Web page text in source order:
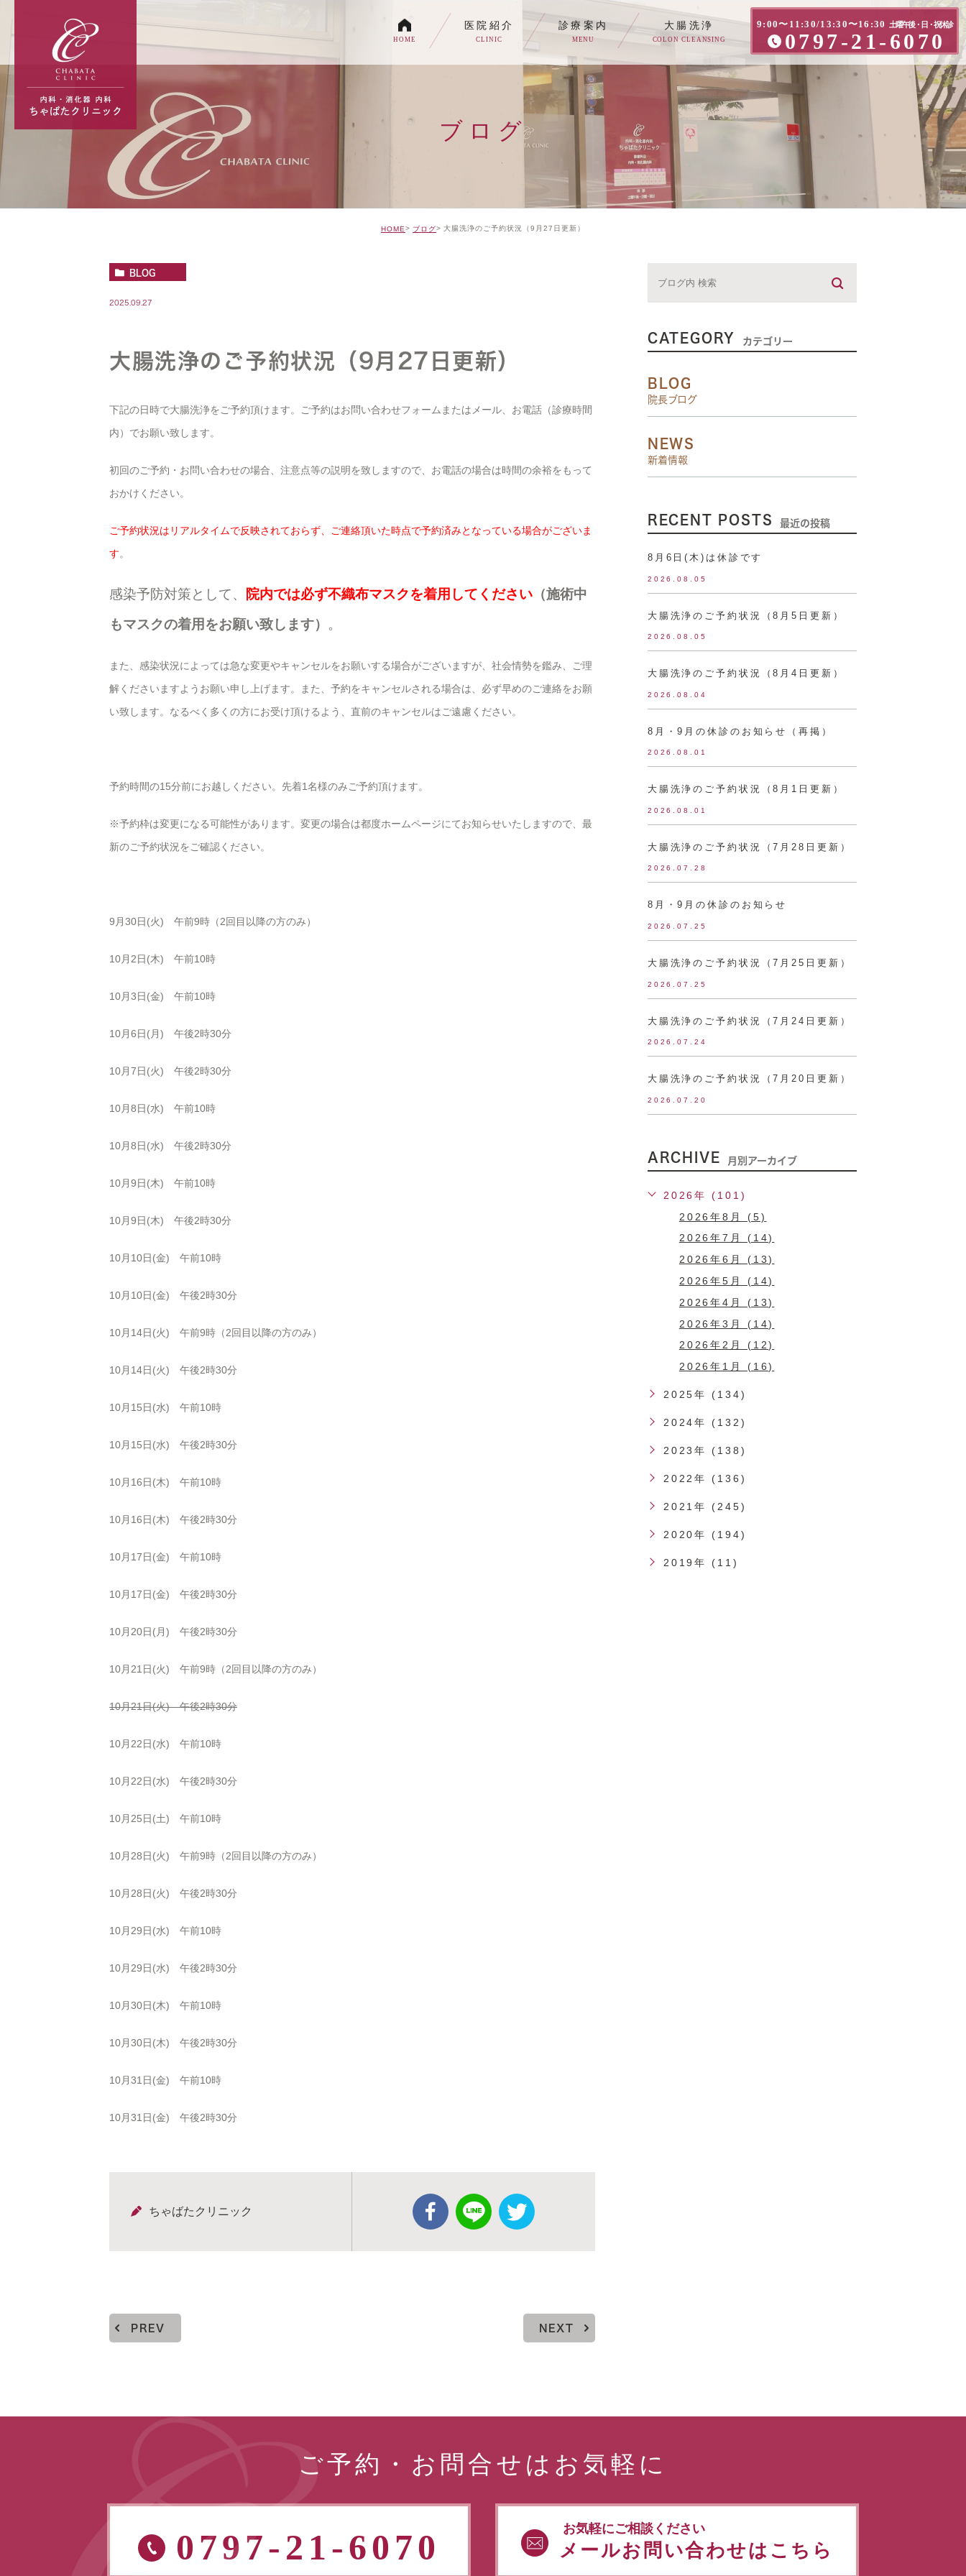
9:00〜11:30/13:30〜16:30 土曜午後・日・祝休診
0797-21-6070
HOME
医院紹介
CLINIC
診療案内
MENU
各種内視鏡検査について
生活習慣病
消化器内科・内科
トイレの症状でお悩みの方へ
大腸洗浄
COLON CLEANSING
ブログ
HOME ブログ 大腸洗浄のご予約状況（9月27日更新）
BLOG
2025.09.27
大腸洗浄のご予約状況（9月27日更新）
下記の日時で大腸洗浄をご予約頂けます。ご予約はお問い合わせフォームまたはメール、お電話（診療時間
内）でお願い致します。
初回のご予約・お問い合わせの場合、注意点等の説明を致しますので、お電話の場合は時間の余裕をもって
おかけください。
ご予約状況はリアルタイムで反映されておらず、ご連絡頂いた時点で予約済みとなっている場合がございま
す。
感染予防対策として、 院内では必ず不織布マスクを着用してください （施術中
もマスクの着用をお願い致します） 。
また、感染状況によっては急な変更やキャンセルをお願いする場合がございますが、社会情勢を鑑み、ご理
解くださいますようお願い申し上げます。また、予約をキャンセルされる場合は、必ず早めのご連絡をお願
い致します。なるべく多くの方にお受け頂けるよう、直前のキャンセルはご遠慮ください。
予約時間の15分前にお越しください。先着1名様のみご予約頂けます。
※予約枠は変更になる可能性があります。変更の場合は都度ホームページにてお知らせいたしますので、最
新のご予約状況をご確認ください。
9月30日(火) 午前9時（2回目以降の方のみ）
10月2日(木) 午前10時
10月3日(金) 午前10時
10月6日(月) 午後2時30分
10月7日(火) 午後2時30分
10月8日(水) 午前10時
10月8日(水) 午後2時30分
10月9日(木) 午前10時
10月9日(木) 午後2時30分
10月10日(金) 午前10時
10月10日(金) 午後2時30分
10月14日(火) 午前9時（2回目以降の方のみ）
10月14日(火) 午後2時30分
10月15日(水) 午前10時
10月15日(水) 午後2時30分
10月16日(木) 午前10時
10月16日(木) 午後2時30分
10月17日(金) 午前10時
10月17日(金) 午後2時30分
10月20日(月) 午後2時30分
10月21日(火) 午前9時（2回目以降の方のみ）
10月21日(火) 午後2時30分
10月22日(水) 午前10時
10月22日(水) 午後2時30分
10月25日(土) 午前10時
10月28日(火) 午前9時（2回目以降の方のみ）
10月28日(火) 午後2時30分
10月29日(水) 午前10時
10月29日(水) 午後2時30分
10月30日(木) 午前10時
10月30日(木) 午後2時30分
10月31日(金) 午前10時
10月31日(金) 午後2時30分
ちゃばたクリニック
PREV NEXT
CATEGORY カテゴリー
BLOG
院長ブログ
NEWS
新着情報
RECENT POSTS 最近の投稿
8月6日(木)は休診です
2026.08.05
大腸洗浄のご予約状況（8月5日更新）
2026.08.05
大腸洗浄のご予約状況（8月4日更新）
2026.08.04
8月・9月の休診のお知らせ（再掲）
2026.08.01
大腸洗浄のご予約状況（8月1日更新）
2026.08.01
大腸洗浄のご予約状況（7月28日更新）
2026.07.28
8月・9月の休診のお知らせ
2026.07.25
大腸洗浄のご予約状況（7月25日更新）
2026.07.25
大腸洗浄のご予約状況（7月24日更新）
2026.07.24
大腸洗浄のご予約状況（7月20日更新）
2026.07.20
ARCHIVE 月別アーカイブ
2026年 (101)
2026年8月 (5)
2026年7月 (14)
2026年6月 (13)
2026年5月 (14)
2026年4月 (13)
2026年3月 (14)
2026年2月 (12)
2026年1月 (16)
2025年 (134)
2024年 (132)
2023年 (138)
2022年 (136)
2021年 (245)
2020年 (194)
2019年 (11)
ご予約・お問合せはお気軽に
0797-21-6070 お気軽にご相談ください
メールお問い合わせはこちら